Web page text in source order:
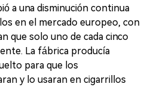
a una disminución continua
en el mercado europeo, con
que solo uno de cada cinco
La fábrica producía
para que los
y lo usaran en cigarrillos